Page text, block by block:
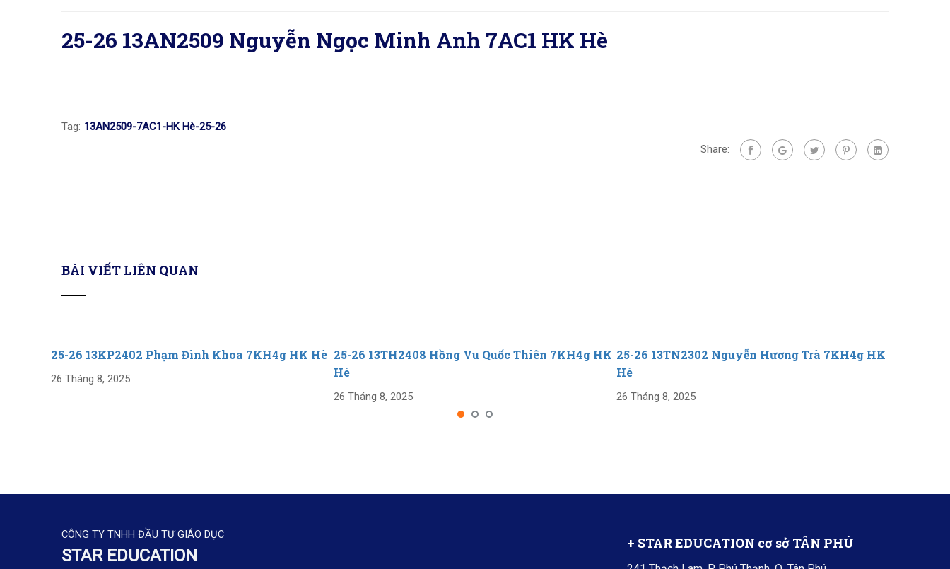
25-26 13AN2509 Nguyễn Ngọc Minh Anh 7AC1 HK Hè
Tag: 13AN2509-7AC1-HK Hè-25-26
Share:
BÀI VIẾT LIÊN QUAN
25-26 13KP2402 Phạm Đình Khoa 7KH4g HK Hè
26 Tháng 8, 2025
25-26 13TH2408 Hồng Vu Quốc Thiên 7KH4g HK
Hè
26 Tháng 8, 2025
25-26 13TN2302 Nguyễn Hương Trà 7KH4g HK
Hè
26 Tháng 8, 2025
CÔNG TY TNHH ĐẦU TƯ GIÁO DỤC
STAR EDUCATION
+ STAR EDUCATION cơ sở TÂN PHÚ